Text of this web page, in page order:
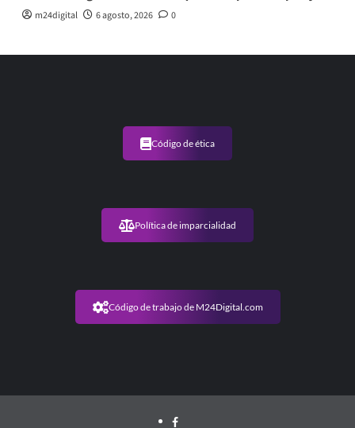
m24digital 6 agosto, 2026 0
Código de ética
Política de imparcialidad
Código de trabajo de M24Digital.com